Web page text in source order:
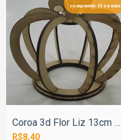
comprando 15 ou mais
Coroa 3d Flor Liz 13cm Pequena
R$8,40